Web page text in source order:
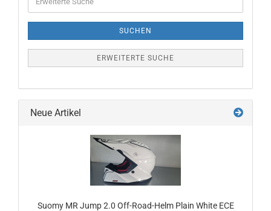
Suche
SUCHEN
ERWEITERTE SUCHE
Neue Artikel
Suomy MR Jump 2.0 Off-Road-Helm Plain White ECE